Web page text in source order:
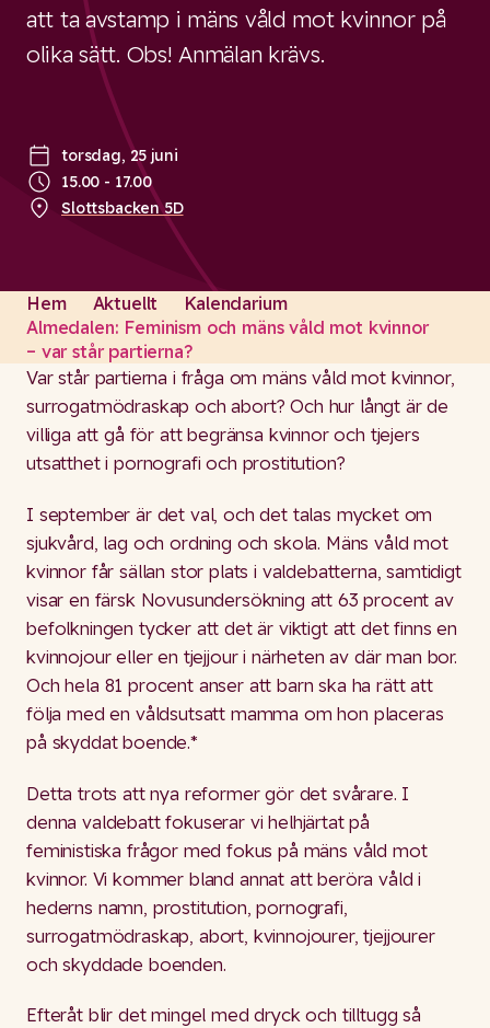
att ta avstamp i mäns våld mot kvinnor på
olika sätt. Obs! Anmälan krävs.
torsdag, 25 juni
15.00 - 17.00
Slottsbacken 5D
Hem Aktuellt
Kalendarium
Almedalen: Feminism och mäns våld mot kvinnor
– var står partierna?
Var står partierna i fråga om mäns våld mot kvinnor,
surrogatmödraskap och abort? Och hur långt är de
villiga att gå för att begränsa kvinnor och tjejers
utsatthet i pornografi och prostitution?
I september är det val, och det talas mycket om
sjukvård, lag och ordning och skola. Mäns våld mot
kvinnor får sällan stor plats i valdebatterna, samtidigt
visar en färsk Novusundersökning att 63 procent av
befolkningen tycker att det är viktigt att det finns en
kvinnojour eller en tjejjour i närheten av där man bor.
Och hela 81 procent anser att barn ska ha rätt att
följa med en våldsutsatt mamma om hon placeras
på skyddat boende.*
Detta trots att nya reformer gör det svårare. I
denna valdebatt fokuserar vi helhjärtat på
feministiska frågor med fokus på mäns våld mot
kvinnor. Vi kommer bland annat att beröra våld i
hederns namn, prostitution, pornografi,
surrogatmödraskap, abort, kvinnojourer, tjejjourer
och skyddade boenden.
Efteråt blir det mingel med dryck och tilltugg så